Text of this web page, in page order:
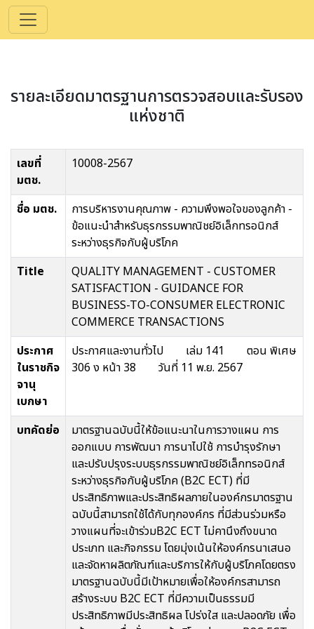
รายละเอียดมาตรฐานการตรวจสอบและรับรอง
แห่งชาติ
เลขที่
มตช.
10008-2567
ชื่อ มตช.
การบริหารงานคุณภาพ - ความพึงพอใจของลูกค้า -
ข้อแนะนำสำหรับธุรกรรมพาณิชย์อิเล็กทรอนิกส์
ระหว่างธุรกิจกับผู้บริโภค
Title
QUALITY MANAGEMENT - CUSTOMER
SATISFACTION - GUIDANCE FOR
BUSINESS-TO-CONSUMER ELECTRONIC
COMMERCE TRANSACTIONS
ประกาศ
ในราชกิจ
จานุ
เบกษา
ประกาศและงานทั่วไป เล่ม 141 ตอน พิเศษ
306 ง หน้า 38 วันที่ 11 พ.ย. 2567
บทคัดย่อ
มาตรฐานฉบับนี้ให้ข้อแนะนาในการวางแผน การ
ออกแบบ การพัฒนา การนาไปใช้ การบำรุงรักษา
และปรับปรุงระบบธุรกรรมพาณิชย์อิเล็กทรอนิกส์
ระหว่างธุรกิจกับผู้บริโภค (B2C ECT) ที่มี
ประสิทธิภาพและประสิทธิผลภายในองค์กรมาตรฐาน
ฉบับนี้สามารถใช้ได้กับทุกองค์กร ที่มีส่วนร่วมหรือ
วางแผนที่จะเข้าร่วมB2C ECT ไม่คานึงถึงขนาด
ประเภท และกิจกรรม โดยมุ่งเน้นให้องค์กรนาเสนอ
และจัดหาผลิตภัณฑ์และบริการให้กับผู้บริโภคโดยตรง
มาตรฐานฉบับนี้มีเป้าหมายเพื่อให้องค์กรสามารถ
สร้างระบบ B2C ECT ที่มีความเป็นธรรมมี
ประสิทธิภาพมีประสิทธิผล โปร่งใส และปลอดภัย เพื่อ